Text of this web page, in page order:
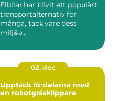
Elbilar har blivit ett populärt
transportalternativ för
många, tack vare dess
milj&o...
02. dec
Upptäck fördelarna med
en robotgräsklippare